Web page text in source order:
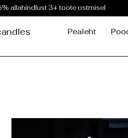
Pealeht
allahindlust 3+ toote ostmisel